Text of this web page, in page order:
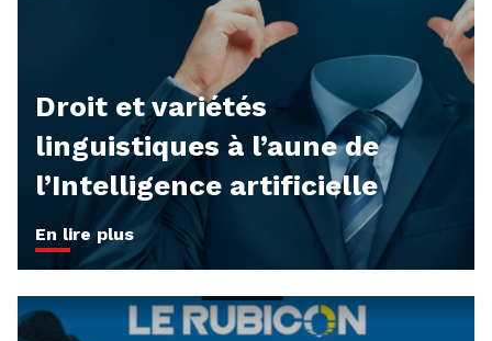
Droit et variétés
linguistiques à l’aune de
l’Intelligence artificielle
En lire plus